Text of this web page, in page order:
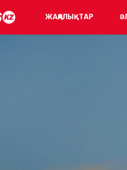
ЖАҢАЛЫҚТАР